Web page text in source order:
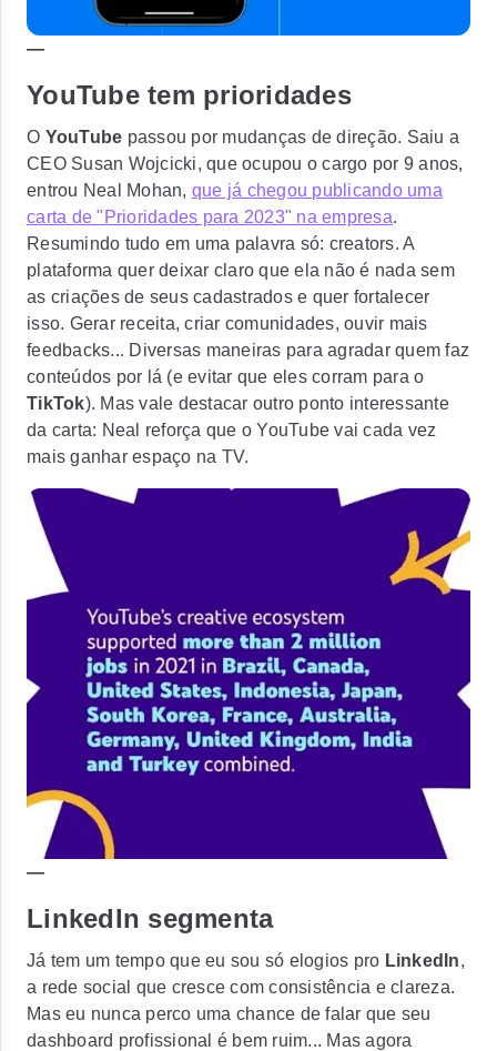
—
YouTube tem prioridades
O YouTube passou por mudanças de direção. Saiu a
CEO Susan Wojcicki, que ocupou o cargo por 9 anos,
entrou Neal Mohan, que já chegou publicando uma
carta de "Prioridades para 2023" na empresa.
Resumindo tudo em uma palavra só: creators. A
plataforma quer deixar claro que ela não é nada sem
as criações de seus cadastrados e quer fortalecer
isso. Gerar receita, criar comunidades, ouvir mais
feedbacks... Diversas maneiras para agradar quem faz
conteúdos por lá (e evitar que eles corram para o
TikTok). Mas vale destacar outro ponto interessante
da carta: Neal reforça que o YouTube vai cada vez
mais ganhar espaço na TV.
—
LinkedIn segmenta
Já tem um tempo que eu sou só elogios pro LinkedIn,
a rede social que cresce com consistência e clareza.
Mas eu nunca perco uma chance de falar que seu
dashboard profissional é bem ruim... Mas agora